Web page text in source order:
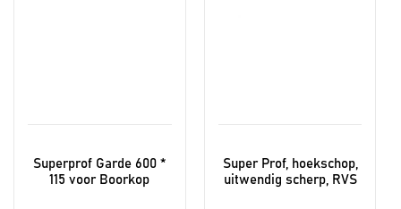
Superprof Garde 600 *
115 voor Boorkop
Super Prof, hoekschop,
uitwendig scherp, RVS